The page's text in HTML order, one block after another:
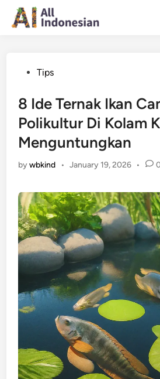
Skip
PostedTips
8 Ide Ternak Ikan
Polikultur Di Kolam
Menguntungkan
bywbkind • January 19, 2026 •